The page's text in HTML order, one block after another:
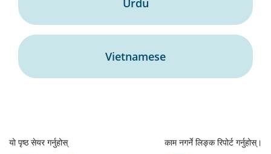
Urdu
Vietnamese
यो पृष्ठ सेयर गर्नुहोस् काम नगर्ने लिङ्क रिपोर्ट गर्नुहोस्।